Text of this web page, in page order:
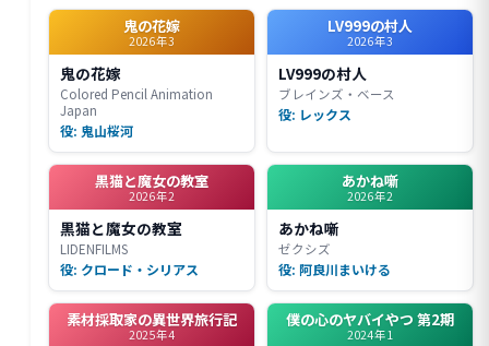
鬼の花嫁
2026年3
鬼の花嫁
Colored Pencil Animation
Japan
役: 鬼山桜河
LV999の村人
2026年3
LV999の村人
ブレインズ・ベース
役: レックス
黒猫と魔女の教室
2026年2
黒猫と魔女の教室
LIDENFILMS
役: クロード・シリアス
あかね噺
2026年2
あかね噺
ゼクシズ
役: 阿良川まいける
素材採取家の異世界旅行記
2025年4
僕の心のヤバイやつ 第2期
2024年1